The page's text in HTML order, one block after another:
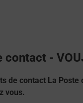
-
de contact La
vous.